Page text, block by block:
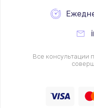
Все консультации